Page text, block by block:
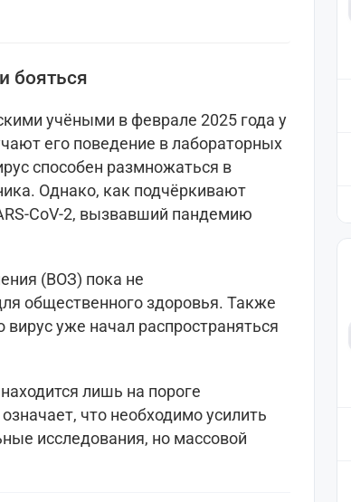
бояться
учёными в феврале 2025 года у
его поведение в лабораторных
способен размножаться в
Однако, как подчёркивают
CoV‑2, вызвавший пандемию
(ВОЗ) пока не
общественного здоровья. Также
вирус уже начал распространяться
лишь на пороге
что необходимо усилить
исследования, но массовой